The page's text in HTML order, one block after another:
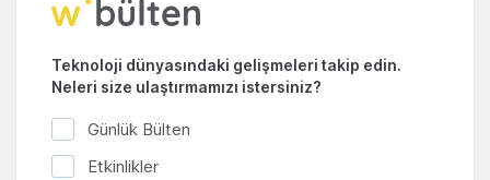
Teknoloji dünyasındaki gelişmeleri takip edin.
Neleri size ulaştırmamızı istersiniz?
Günlük Bülten
Etkinlikler